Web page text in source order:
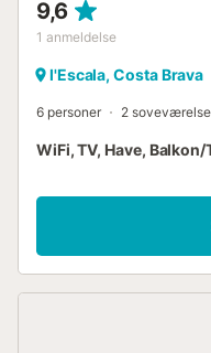
9,6
1 anmeldelse
l'Escala, Costa Brava
6 personer 2
WiFi, TV, Have,